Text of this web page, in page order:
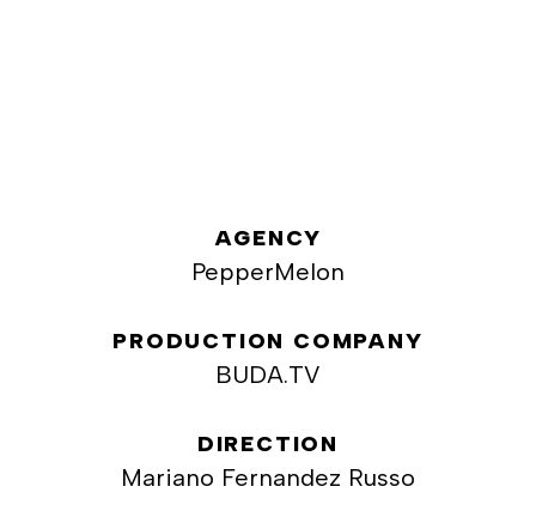
AGENCY
PepperMelon
PRODUCTION COMPANY
BUDA.TV
DIRECTION
Mariano Fernandez Russo